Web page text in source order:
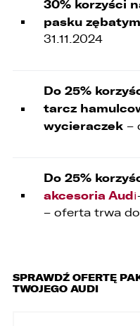
30% korzyści
pasku zębatym
31.11.2024
Do 25%
tarcz
wycieraczek –
Do 25%
akcesoria Audi
– oferta trwa do
SPRAWDŹ OFERTĘ
TWOJEGO AUDI